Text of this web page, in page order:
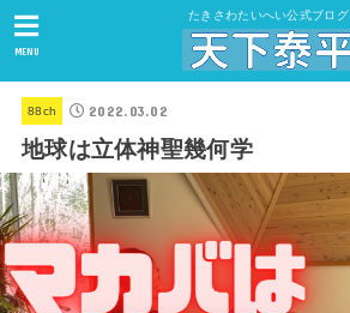
たきさわたいへい公式ブログ
MENU
88ch 2022.03.02
地球は立体神聖幾何学